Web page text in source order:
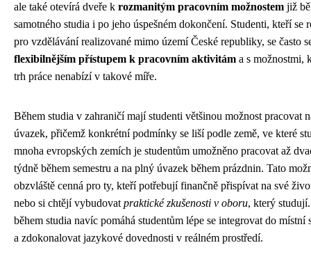
ale také otevírá dveře k rozmanitým pracovním možnostem již
samotného studia i po jeho úspešném dokončení. Studenti, kteří se
pro vzdělávání realizované mimo území České republiky, se často
flexibilnějším přístupem k pracovním aktivitám a s možnostmi,
trh práce nenabízí v takové míře.
Během studia v zahraničí mají studenti většinou možnost pracovat
úvazek, přičemž konkrétní podmínky se liší podle země, ve které
mnoha evropských zemích je studentům umožněno pracovat až
týdně během semestru a na plný úvazek během prázdnin. Tato
obzvláště cenná pro ty, kteří potřebují finančně přispívat na své
nebo si chtějí vybudovatpraktické zkušenosti v oboru, který
během studia navíc pomáhá studentům lépe se integrovat do místní
a zdokonalovat jazykové dovednosti v reálném prostředí.